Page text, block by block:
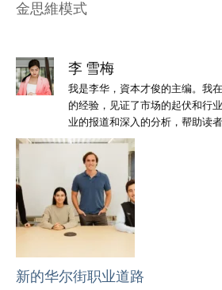
金思維模式
李 雪梅
我是李华，資本才俊的主编。我
的经验，见证了市场的起伏和行
业的报道和深入的分析，帮助读
新的华尔街职业道路